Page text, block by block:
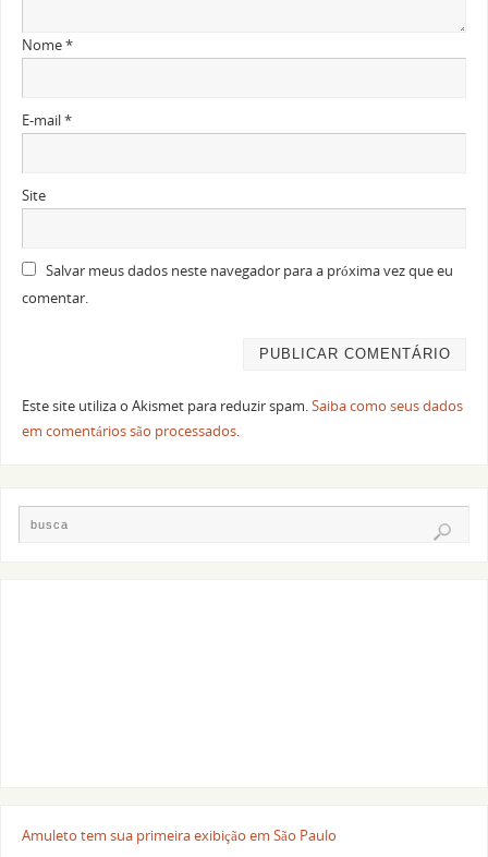
Nome*
E-mail*
Site
Salvar meus dados neste navegador para a próxima vez que eu
comentar.
Este site utiliza o Akismet para reduzir spam.Saiba como seus dados
em comentários são processados.
Amuleto tem sua primeira exibição em São Paulo